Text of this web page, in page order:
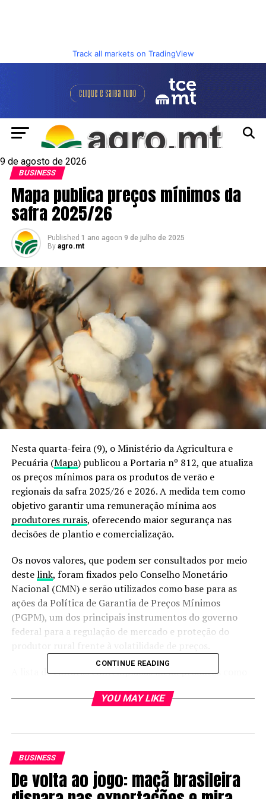
Track all markets on TradingView
9 de agosto de 2026
BUSINESS
Mapa publica preços mínimos da
safra 2025/26
Published 1 ano agoon 9 de julho de 2025
By agro.mt
Nesta quarta-feira (9), o Ministério da Agricultura e
Pecuária (Mapa) publicou a Portaria nº 812, que atualiza
os preços mínimos para os produtos de verão e
regionais da safra 2025/26 e 2026. A medida tem como
objetivo garantir uma remuneração mínima aos
produtores rurais, oferecendo maior segurança nas
decisões de plantio e comercialização.
Os novos valores, que podem ser consultados por meio
destelink, foram fixados pelo Conselho Monetário
Nacional (CMN) e serão utilizados como base para as
ações da Política de Garantia de Preços Mínimos
(PGPM), um dos principais instrumentos do governo
federal para a regulação de mercado e proteção do
A lista de culturas contempladas inclui produtos como
casca, borracha natural cultivada, cacau, leite, milho,
maio de 2027, a depender da cultura.
Segurança para o produtor
CONTINUE READING
YOU MAY LIKE
BUSINESS
De volta ao jogo: maçã brasileira